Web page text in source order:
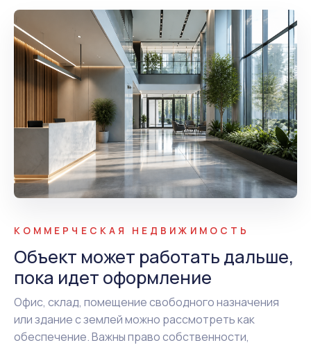
КОММЕРЧЕСКАЯ НЕДВИЖИМОСТЬ
Объект может работать дальше,
пока идет оформление
Офис, склад, помещение свободного назначения
или здание с землей можно рассмотреть как
обеспечение. Важны право собственности,